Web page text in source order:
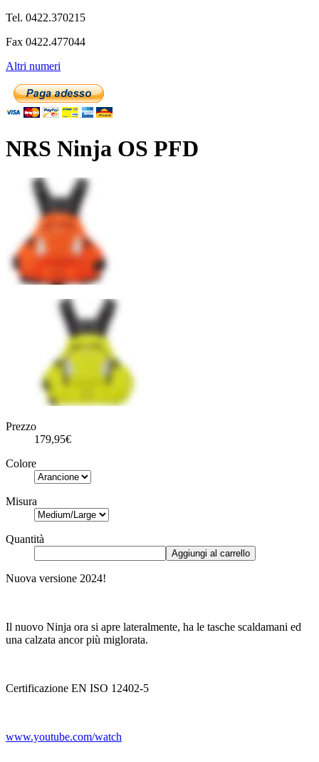
Tel. 0422.370215
Fax 0422.477044
Altri numeri
NRS Ninja OS PFD
Prezzo
179,95€
Colore
Misura
Quantità
Aggiungi al carrello
Nuova versione 2024!
Il nuovo Ninja ora si apre lateralmente, ha le tasche scaldamani ed
una calzata ancor più miglorata.
Certificazione EN ISO 12402-5
www.youtube.com/watch